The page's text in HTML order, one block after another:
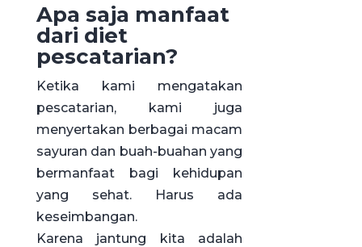
Apa saja manfaat
dari diet
pescatarian?
Ketika kami mengatakan
pescatarian, kami juga
menyertakan berbagai macam
sayuran dan buah-buahan yang
bermanfaat bagi kehidupan
yang sehat. Harus ada
keseimbangan.
Karena jantung kita adalah